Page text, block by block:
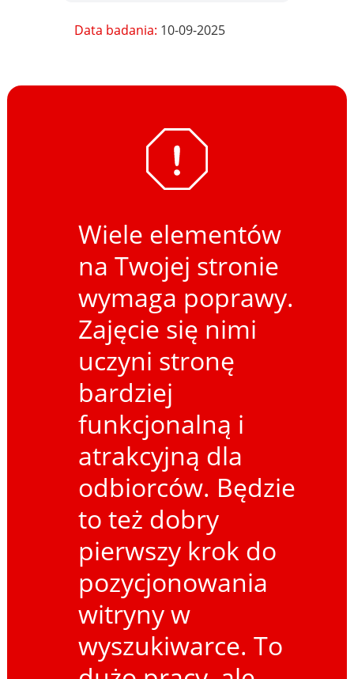
Data badania: 10-09-2025
Wiele elementów
na Twojej stronie
wymaga poprawy.
Zajęcie się nimi
uczyni stronę
bardziej
funkcjonalną i
atrakcyjną dla
odbiorców. Będzie
to też dobry
pierwszy krok do
pozycjonowania
witryny w
wyszukiwarce. To